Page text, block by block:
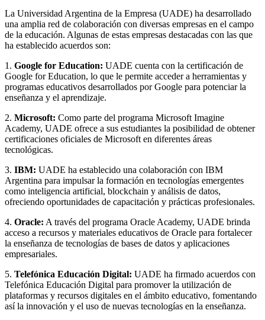
La Universidad Argentina de la Empresa (UADE) ha desarrollado
una amplia red de colaboración con diversas empresas en el campo
de la educación. Algunas de estas empresas destacadas con las que
ha establecido acuerdos son:
1. Google for Education: UADE cuenta con la certificación de
Google for Education, lo que le permite acceder a herramientas y
programas educativos desarrollados por Google para potenciar la
enseñanza y el aprendizaje.
2. Microsoft: Como parte del programa Microsoft Imagine
Academy, UADE ofrece a sus estudiantes la posibilidad de obtener
certificaciones oficiales de Microsoft en diferentes áreas
tecnológicas.
3. IBM: UADE ha establecido una colaboración con IBM
Argentina para impulsar la formación en tecnologías emergentes
como inteligencia artificial, blockchain y análisis de datos,
ofreciendo oportunidades de capacitación y prácticas profesionales.
4. Oracle: A través del programa Oracle Academy, UADE brinda
acceso a recursos y materiales educativos de Oracle para fortalecer
la enseñanza de tecnologías de bases de datos y aplicaciones
empresariales.
5. Telefónica Educación Digital: UADE ha firmado acuerdos con
Telefónica Educación Digital para promover la utilización de
plataformas y recursos digitales en el ámbito educativo, fomentando
así la innovación y el uso de nuevas tecnologías en la enseñanza.